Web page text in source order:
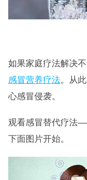
如果家庭疗法解决
感冒营养疗法。从
心感冒侵袭。
观看感冒替代疗法
下面图片开始。